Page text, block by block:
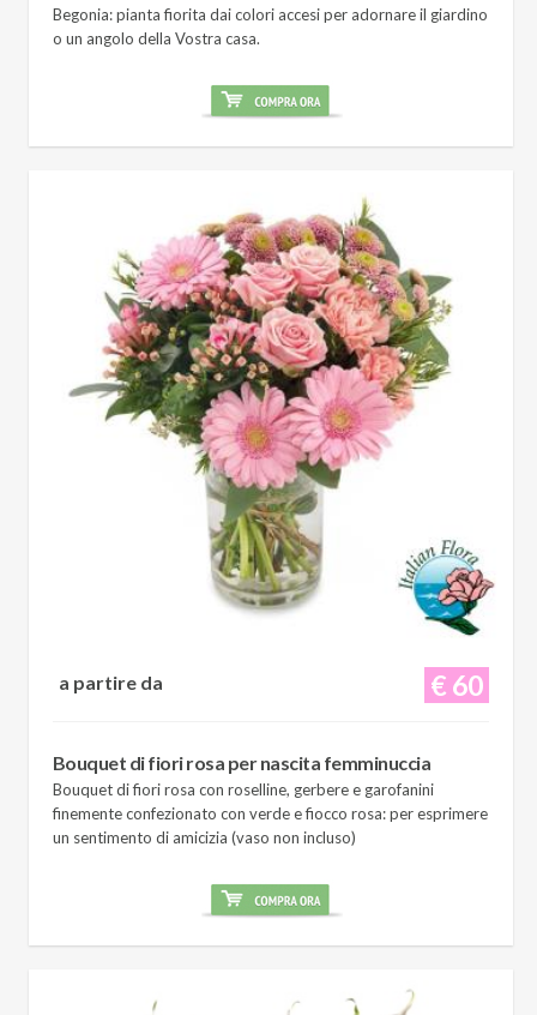
Begonia: pianta fiorita dai colori accesi per adornare il giardino
o un angolo della Vostra casa.
€ 60
a partire da
Bouquet di fiori rosa per nascita femminuccia
Bouquet di fiori rosa con roselline, gerbere e garofanini
finemente confezionato con verde e fiocco rosa: per esprimere
un sentimento di amicizia (vaso non incluso)